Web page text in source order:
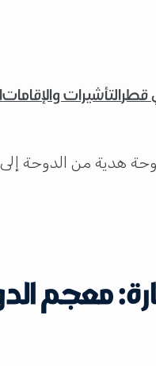
قطرالتأشيرات والإقامات
معجم